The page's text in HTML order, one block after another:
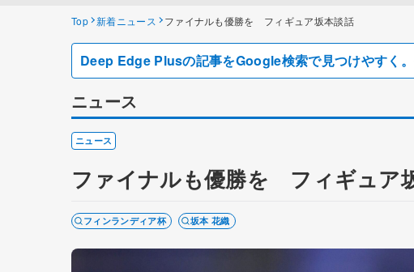
Top 新着ニュース ファイナルも優勝を フィギュア坂本談話
Deep Edge Plusの記事をGoogle検索で見つけやすく
ニュース
ニュース
ファイナルも優勝を フィギュア
フィンランディア杯 坂本 花織